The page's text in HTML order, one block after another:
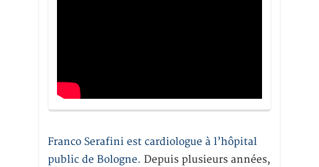
Franco Serafini est cardiologue à l’hôpital
public de Bologne. Depuis plusieurs années,